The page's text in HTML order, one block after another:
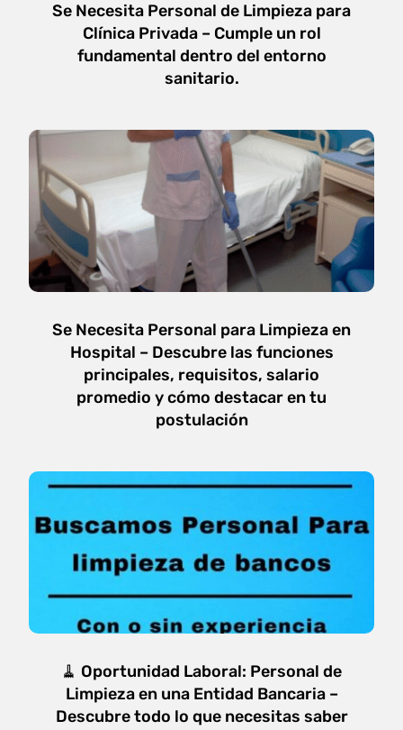
Se Necesita Personal de Limpieza para
Clínica Privada – Cumple un rol
fundamental dentro del entorno
sanitario.
Se Necesita Personal para Limpieza en
Hospital – Descubre las funciones
principales, requisitos, salario
promedio y cómo destacar en tu
postulación
🧹 Oportunidad Laboral: Personal de
Limpieza en una Entidad Bancaria –
Descubre todo lo que necesitas saber